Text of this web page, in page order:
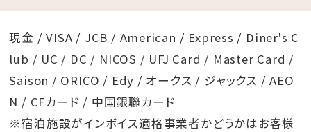
現金 / VISA / JCB / American / Express / Diner's C
lub / UC / DC / NICOS / UFJ Card / Master Card /
Saison / ORICO / Edy / オークス / ジャックス / AEO
N / CFカード / 中国銀聯カード
※宿泊施設がインボイス適格事業者かどうかはお客様